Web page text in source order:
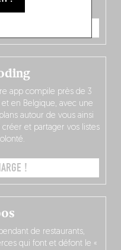
de restaurants,
qui font et défont le «
app compile près de 3
en Belgique, avec une
autour de vous ainsi
créer et partager vos listes
!